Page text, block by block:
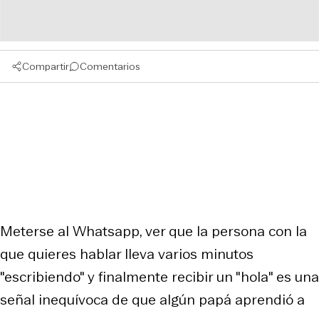
Compartir Comentarios
Meterse al Whatsapp, ver que la persona con la
que quieres hablar lleva varios minutos
"escribiendo" y finalmente recibir un "hola" es una
señal inequívoca de que algún papá aprendió a